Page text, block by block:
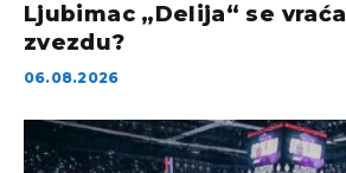
Ljubimac „Delija“ se
zvezdu?
06.08.2026